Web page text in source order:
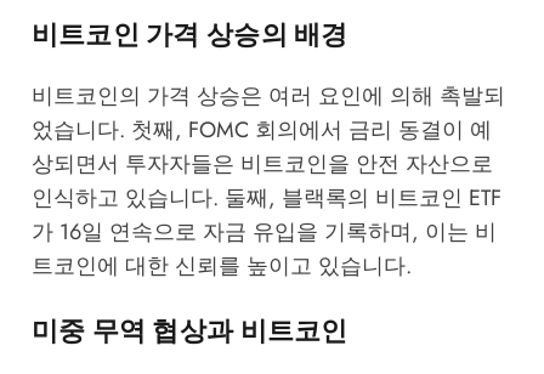
비트코인 가격 상승의 배경
비트코인의 가격 상승은 여러 요인에 의해 촉발되
었습니다. 첫째, FOMC 회의에서 금리 동결이 예
상되면서 투자자들은 비트코인을 안전 자산으로
인식하고 있습니다. 둘째, 블랙록의 비트코인 ETF
가 16일 연속으로 자금 유입을 기록하며, 이는 비
트코인에 대한 신뢰를 높이고 있습니다.
미중 무역 협상과 비트코인